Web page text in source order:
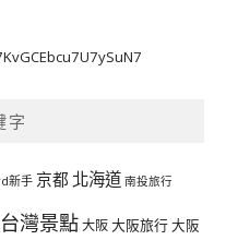
字
新手 京都 北海道 南投旅行
台灣景點大阪大阪旅行大阪